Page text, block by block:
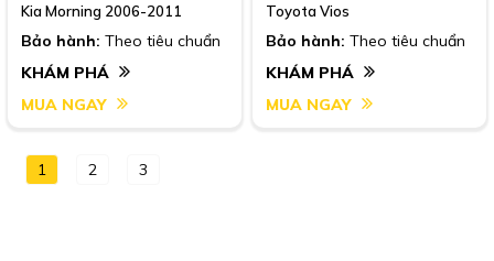
Kia Morning 2006-2011
Bảo hành: Theo tiêu chuẩn
KHÁM PHÁ
MUA NGAY
Toyota Vios
Bảo hành: Theo tiêu chuẩn
KHÁM PHÁ
MUA NGAY
1 2 3